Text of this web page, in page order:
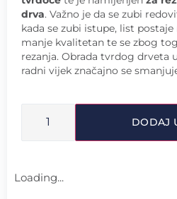
drva. Važno je da se zubi
kada se zubi istupe, list
manje kvalitetan te se zbog
rezanja. Obrada tvrdog drveta
radni vijek značajno se
DODAJ
Loading...